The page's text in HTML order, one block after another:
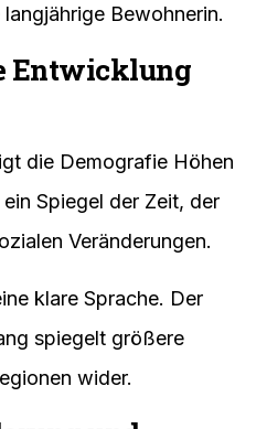
Bewohnerin.
Entwicklung
die Demografie Höhen
Spiegel der Zeit, der
Veränderungen.
klare Sprache. Der
spiegelt größere
wider.